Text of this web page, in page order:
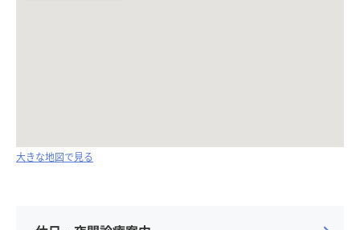
大きな地図で見る